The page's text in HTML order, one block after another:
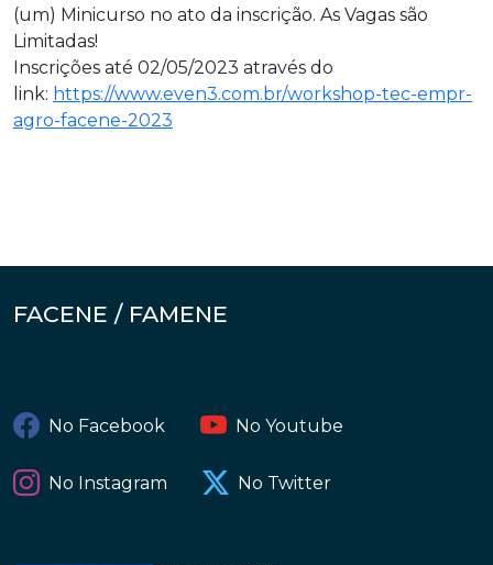
(um) Minicurso no ato da inscrição. As Vagas são
Limitadas!
Inscrições até 02/05/2023 através do
link: https://www.even3.com.br/workshop-tec-empr-
agro-facene-2023
FACENE / FAMENE
No Facebook No Youtube
No Instagram No Twitter